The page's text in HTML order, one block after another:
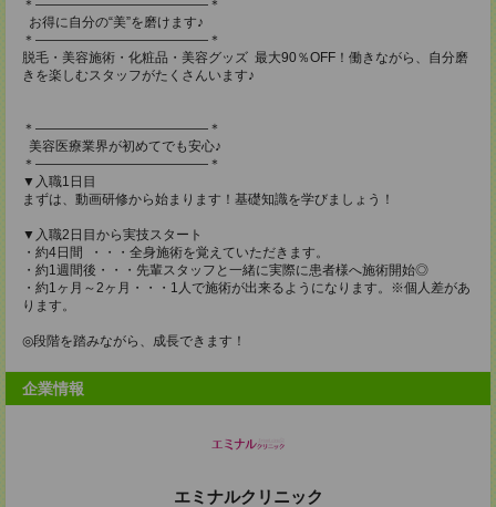
＊―――――――――――――＊
お得に自分の“美”を磨けます♪
＊―――――――――――――＊
脱毛・美容施術・化粧品・美容グッズ 最大90％OFF！働きながら、自分磨
きを楽しむスタッフがたくさんいます♪
＊―――――――――――――＊
美容医療業界が初めてでも安心♪
＊―――――――――――――＊
▼入職1日目
まずは、動画研修から始まります！基礎知識を学びましょう！
▼入職2日目から実技スタート
・約4日間 ・・・全身施術を覚えていただきます。
・約1週間後・・・先輩スタッフと一緒に実際に患者様へ施術開始◎
・約1ヶ月～2ヶ月・・・1人で施術が出来るようになります。※個人差があ
ります。
◎段階を踏みながら、成長できます！
企業情報
エミナルクリニック